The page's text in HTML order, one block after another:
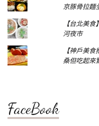
京豚骨拉麵
【台北美
河夜市
【神戶美
桑但吃起來
FaceBook